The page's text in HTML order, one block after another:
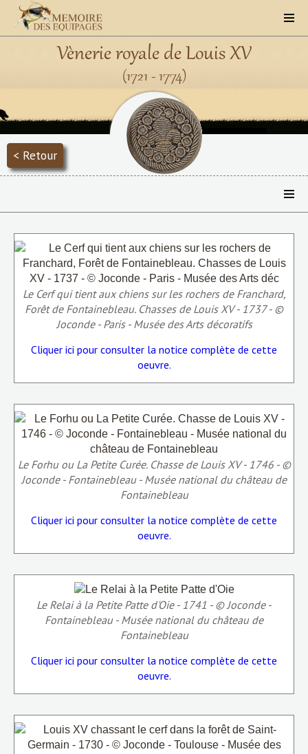
Vènerie royale de Louis XV
(1721 - 1774)
< Retour
Le Cerf qui tient aux chiens sur les rochers de Franchard,
Forêt de Fontainebleau. Chasses de Louis XV - 1737 - ©
Joconde - Paris - Musée des Arts décoratifs
Cliquer ici pour consulter la notice complète de cette
oeuvre.
Le Forhu ou La Petite Curée. Chasse de Louis XV - 1746 - ©
Joconde - Fontainebleau - Musée national du château de
Fontainebleau
Cliquer ici pour consulter la notice complète de cette
oeuvre.
Le Relai à la Petite Patte d'Oie - 1741 - © Joconde -
Fontainebleau - Musée national du château de
Fontainebleau
Cliquer ici pour consulter la notice complète de cette
oeuvre.